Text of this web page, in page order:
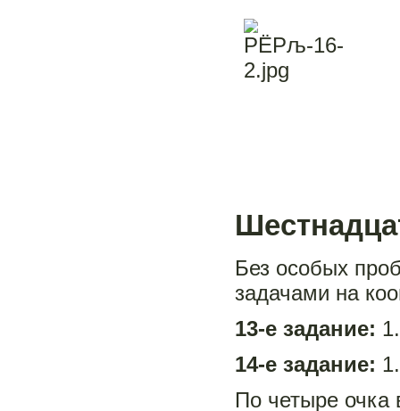
Без особых
задачами на
13-е задание:
14-е задание:
По четыре очка